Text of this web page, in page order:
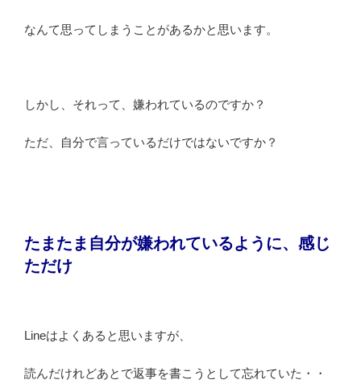
なんて思ってしまうことがあるかと思います。
しかし、それって、嫌われているのですか？
ただ、自分で言っているだけではないですか？
たまたま自分が嫌われているように、感じ
ただけ
Lineはよくあると思いますが、
読んだけれどあとで返事を書こうとして忘れていた・・